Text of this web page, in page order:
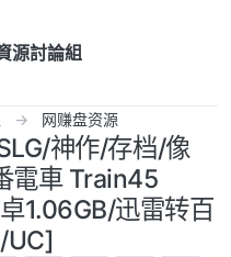
源討論組
网赚盘资源
神作/存档/像
電車 Train45
1.06GB/迅雷转百
UC]